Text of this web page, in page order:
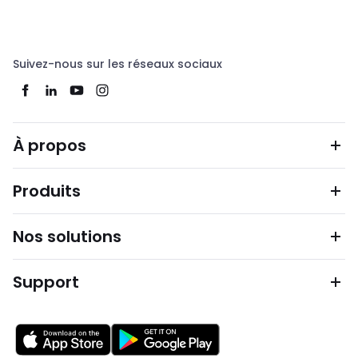
Suivez-nous sur les réseaux sociaux
À propos
Produits
Nos solutions
Support